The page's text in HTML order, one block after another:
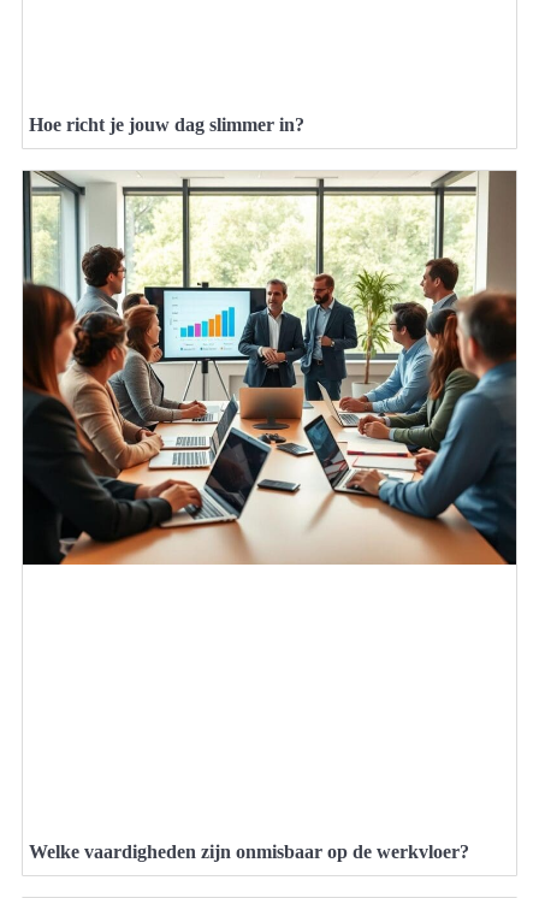
Hoe richt je jouw dag slimmer in?
Welke vaardigheden zijn onmisbaar op de werkvloer?